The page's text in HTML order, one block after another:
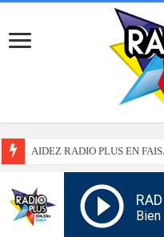
AIDEZ RADIO PLUS EN